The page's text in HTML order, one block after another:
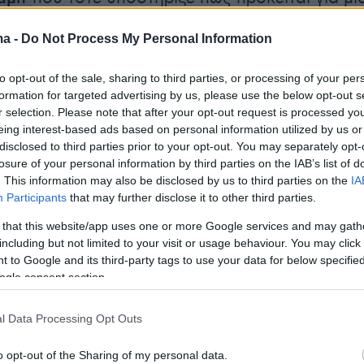
- Do Not Process My Personal Information
opt-out of the sale, sharing to third parties, or processing of your
for targeted advertising by us, please use the below opt-out
selection. Please note that after your opt-out request is processed
interest-based ads based on personal information utilized by us
to third parties prior to your opt-out. You may separately
of your personal information by third parties on the IAB’s list of
This information may also be disclosed by us to third parties on the
Participants that may further disclose it to other third parties.
that this website/app uses one or more Google services and may
but not limited to your visit or usage behaviour. You may
to Google and its third-party tags to use your data for below
consent section.
Data Processing Opt Outs
opt-out of the Sharing of my personal data.
σύμμαχος της Κίνας και του Ιράν ενώ άξιο
βρίσκεται σε τακτικές συζητήσεις με την
σχετικά με τη διασφάλιση του μέλλοντος
όπως δήλωσε στην Telegraph
Αν και η αγορά των νησιών δεν
κύρια λύση για τον Λευκό Οίκο, η ιδέα έχει
Σκοτ Μπέσεντ, υπουργό Οικονομικών των
ίδιες πληροφορίες. Ωστόσο, δ
εν έχει ακόμη
τίμημα για τα νησιά Τσάγκος.